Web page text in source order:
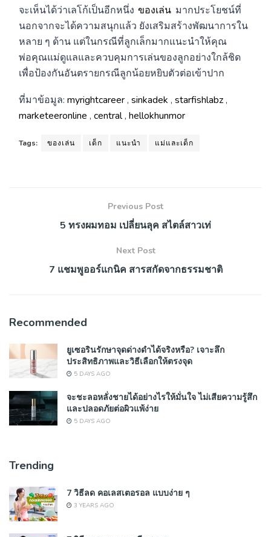
จะเห็นได้ว่าเลโก้เป็นอีกหนึ่ง ของเล่น มากประโยชน์ที่
นอกจากจะได้ความสนุกแล้ว ยังเสริมสร้างพัฒนาการใน
หลาย ๆ ด้าน แต่ในกรณีที่ลูกเล็กมากแนะนำให้คุณ
พ่อคุณแม่ดูแลและควบคุมการเล่นของลูกอย่างใกล้ชิด
เพื่อป้องกันอันตรายกรณีลูกน้อยหยิบตัวต่อเข้าปาก
ที่มาข้อมูล: myrightcareer, sinkadek , starfishlabz,
marketeeronline , central, hellokhunmor
Tags: ของเล่น เด็ก แนะนำ แม่และเด็ก
Previous Post
5 ทรงผมทอม เปลี่ยนลุค สไตล์สาวเท่
Next Post
7 แชมพูออร์แกนิค สารสกัดจากธรรมชาติ
Recommended
ยูเซอรินรักษาจุดด่างดำได้จริงหรือ? เจาะลึก
ประสิทธิภาพและวิธีเลือกให้ตรงจุด
5 DAYS AGO
จะชะลอหลั่งชายได้อย่างไรให้มั่นใจ ไม่เสียความรู้สึก
และปลอดภัยต่อผิวแพ้ง่าย
5 DAYS AGO
Trending
7 วิธีลด คอเลสเตอรอล แบบง่าย ๆ
3 YEARS AGO